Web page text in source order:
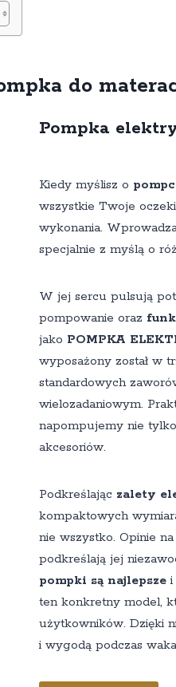
do
Pompka
Kiedy myślisz o
wszystkie Twoje
wykonania.
specjalnie z myślą o
W jej sercu pulsują
pompowanie oraz
jako POMPKA
wyposażony został w
standardowych
wielozadaniowym.
napompujemy nie
akcesoriów.
Podkreślając zalety
kompaktowych
nie wszystko. Opinie
podkreślają jej
pompki są najlepszei
ten konkretny model,
użytkowników. Dzięki
i wygodą podczas